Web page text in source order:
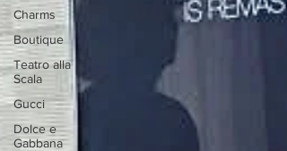
Charms
Boutique
Teatro alla
Scala
Gucci
Dolce e
Gabbana